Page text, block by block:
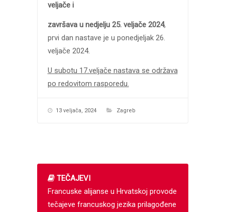
veljače i
završava u nedjelju 25. veljače 2024,
prvi dan nastave je u ponedjeljak 26.
veljače 2024.
U subotu 17.veljače nastava se održava
po redovitom rasporedu.
13 veljača, 2024 Zagreb
TEČAJEVI
Francuske alijanse u Hrvatskoj provode
tečajeve francuskog jezika prilagođene